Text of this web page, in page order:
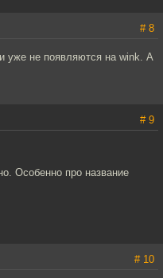
# 8
уже не появляются на wink. А
# 9
Особенно про название
# 10